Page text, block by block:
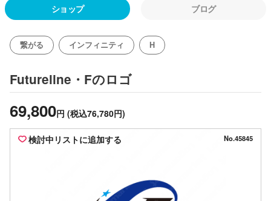
ショップ ブログ
繋がる インフィニティ H
Futureline・Fのロゴ
69,800円 (税込76,780円)
検討中リストに追加する No.45845